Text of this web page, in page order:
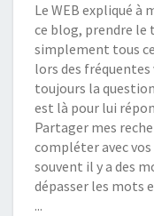
Le WEB expliqué à
ce blog, prendre le
simplement tous
lors des
toujours la
est là pour lui
Partager mes
compléter avec
souvent il y a des
dépasser les mots
...